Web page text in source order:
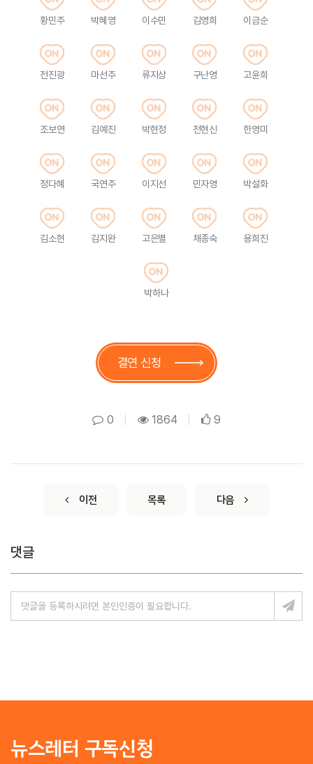
황민주 박혜영 이수민 김영희 이금순
전진광 마선주 류지상 구난영 고윤희
조보연 김예진 박현정 전현신 한영미
정다혜 국연주 이지선 민자영 박설화
김소현 김지완 고은별 채종숙 용희진
박하나
결연 신청
0 1864 9
이전 목록 다음
댓글
뉴스레터 구독신청